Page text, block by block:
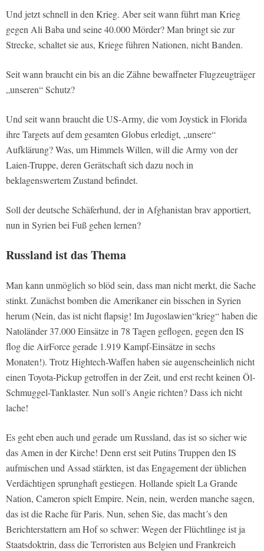
Und jetzt schnell in den Krieg. Aber seit wann führt man Krieg
gegen Ali Baba und seine 40.000 Mörder? Man bringt sie zur
Strecke, schaltet sie aus, Kriege führen Nationen, nicht Banden.
Seit wann braucht ein bis an die Zähne bewaffneter Flugzeugträger
„unseren“ Schutz?
Und seit wann braucht die US-Army, die vom Joystick in Florida
ihre Targets auf dem gesamten Globus erledigt, „unsere“
Aufklärung? Was, um Himmels Willen, will die Army von der
Laien-Truppe, deren Gerätschaft sich dazu noch in
beklagenswertem Zustand befindet.
Soll der deutsche Schäferhund, der in Afghanistan brav apportiert,
nun in Syrien bei Fuß gehen lernen?
Russland ist das Thema
Man kann unmöglich so blöd sein, dass man nicht merkt, die Sache
stinkt. Zunächst bomben die Amerikaner ein bisschen in Syrien
herum (Nein, das ist nicht flapsig! Im Jugoslawien“krieg“ haben die
Natoländer 37.000 Einsätze in 78 Tagen geflogen, gegen den IS
flog die AirForce gerade 1.919 Kampf-Einsätze in sechs
Monaten!). Trotz Hightech-Waffen haben sie augenscheinlich nicht
einen Toyota-Pickup getroffen in der Zeit, und erst recht keinen Öl-
Schmuggel-Tanklaster. Nun soll’s Angie richten? Dass ich nicht
lache!
Es geht eben auch und gerade um Russland, das ist so sicher wie
das Amen in der Kirche! Denn erst seit Putins Truppen den IS
aufmischen und Assad stärkten, ist das Engagement der üblichen
Verdächtigen sprunghaft gestiegen. Hollande spielt La Grande
Nation, Cameron spielt Empire. Nein, nein, werden manche sagen,
das ist die Rache für Paris. Nun, sehen Sie, das macht´s den
Berichterstattern am Hof so schwer: Wegen der Flüchtlinge ist ja
Staatsdoktrin, dass die Terroristen aus Belgien und Frankreich